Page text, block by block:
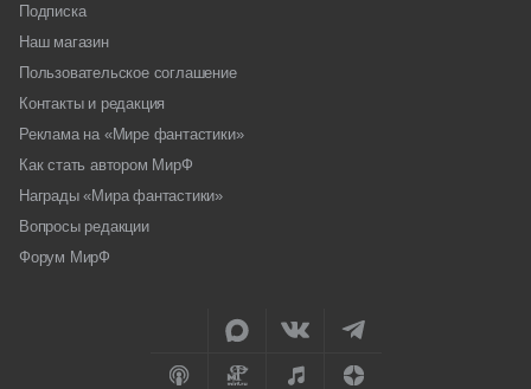
Подписка
Наш магазин
Пользовательское соглашение
Контакты и редакция
Реклама на «Мире фантастики»
Как стать автором МирФ
Награды «Мира фантастики»
Вопросы редакции
Форум МирФ